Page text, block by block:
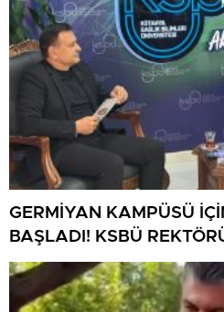
GERMİYAN KAMPÜSÜ
BAŞLADI! KSBÜ